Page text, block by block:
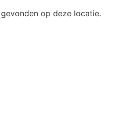
op deze locatie.